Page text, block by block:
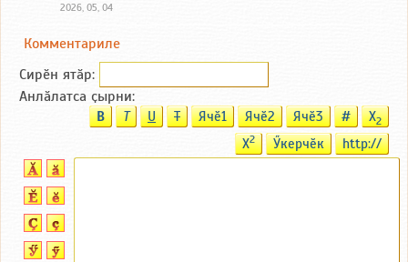
2026, 05, 04
Комментариле
Сирӗн ятӑp:
Анлӑлатса ҫырни:
B T U T Ячӗ1 Ячӗ2 Ячӗ3 # X2
X2 Ӳкерчӗк http://